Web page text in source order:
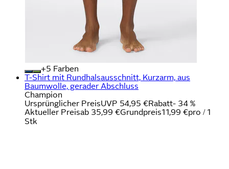
+
Farben
T-Shirt mit Rundhalsausschnitt, Kurzarm, aus
Baumwolle, gerader Abschluss
Champion
Ursprünglicher PreisUVP 54,95 €Rabatt- 34 %
Aktueller Preisab 35,99 €Grundpreis11,99 €pro / 1
Stk